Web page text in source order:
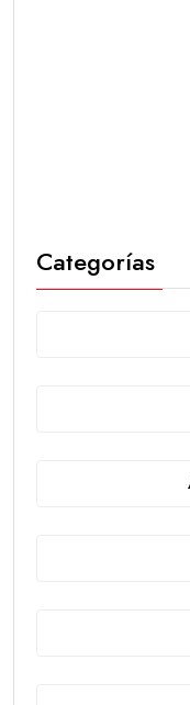
Categorías